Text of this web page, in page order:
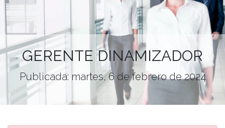
GERENTE DINAMIZADOR
Publicada: martes, 6 de febrero de 2024